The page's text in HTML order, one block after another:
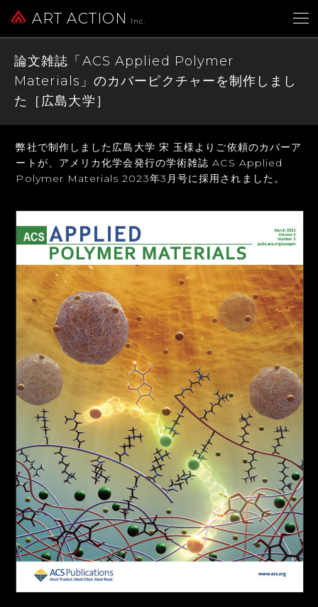
ART ACTION Inc.
論文雑誌「ACS Applied Polymer
Materials」のカバーピクチャーを制作しまし
た［広島大学］
弊社で制作しました広島大学 宋 玉様よりご依頼のカバーア
ートが、 アメリカ化学会発行の学術雑誌 ACS Applied
Polymer Materials2023年3月号に採用されました。